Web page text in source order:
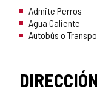
Admite Perros
Agua Caliente
Autobús o